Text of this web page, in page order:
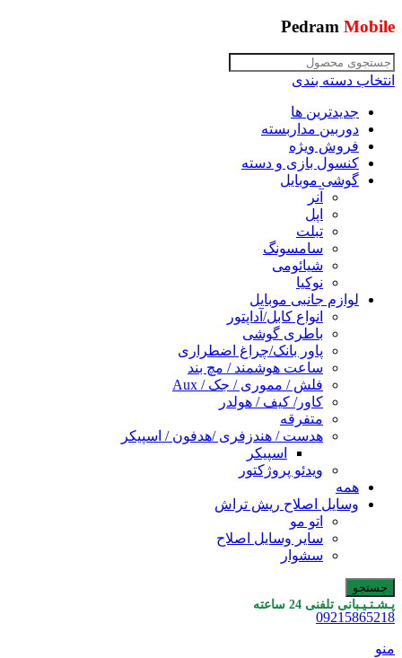
Pedram Mobile
انتخاب دسته بندی
جدیدترین ها
دوربین مداربسته
فروش ویژه
کنسول بازی و دسته
گوشی موبایل
آنر
اپل
تبلت
سامسونگ
شیائومی
نوکیا
لوازم جانبی موبایل
انواع کابل/آداپتور
باطری گوشی
پاور بانک/چراغ اضطراری
ساعت هوشمند / مچ بند
فلش / مموری / جک / Aux
کاور/ کیف / هولدر
متفرقه
هدست / هندزفری /هدفون / اسپیکر
اسپیکر
ویدئو پروژکتور
همه
وسایل اصلاح ریش تراش
اتو مو
سایر وسایل اصلاح
سشوار
جستجو
پـشـتـیـبانی تلفنی 24 ساعته
09215865218
منو